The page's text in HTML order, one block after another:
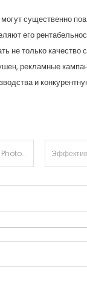
существенно
его
не только качество
рекламные
и
по
2015 5